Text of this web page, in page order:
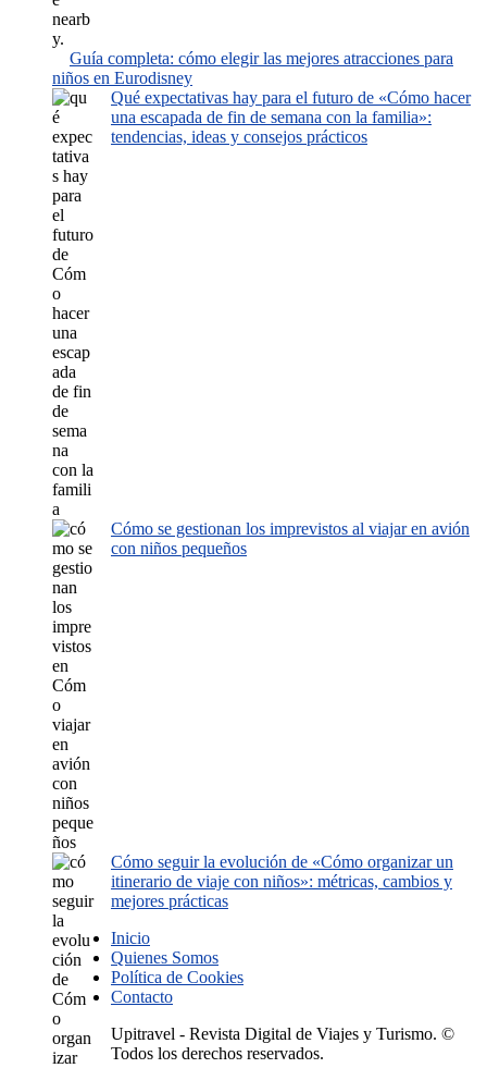
Guía completa: cómo elegir las mejores atracciones para
niños en Eurodisney
Qué expectativas hay para el futuro de «Cómo hacer
una escapada de fin de semana con la familia»:
tendencias, ideas y consejos prácticos
Cómo se gestionan los imprevistos al viajar en avión
con niños pequeños
Cómo seguir la evolución de «Cómo organizar un
itinerario de viaje con niños»: métricas, cambios y
mejores prácticas
Inicio
Quienes Somos
Política de Cookies
Contacto
Upitravel - Revista Digital de Viajes y Turismo. ©
Todos los derechos reservados.